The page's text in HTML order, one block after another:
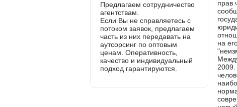
Предлагаем сотрудничество
агентствам.
Если Вы не справляетесь с
потоком заявок, предлагаем
часть из них передавать на
аутсорсинг по оптовым
ценам. Оперативность,
качество и индивидуальный
подход гарантируются.